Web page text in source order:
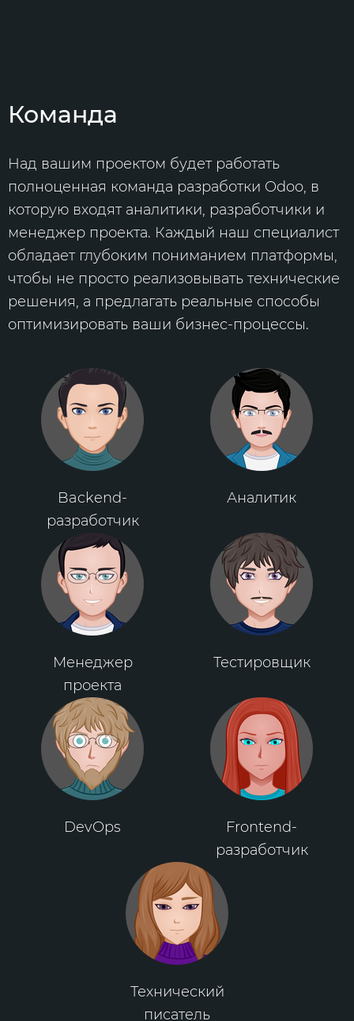
Команда
Над вашим проектом будет работать
полноценная команда разработки Odoo, в
которую входят аналитики, разработчики и
менеджер проекта. Каждый наш специалист
обладает глубоким пониманием платформы,
чтобы не просто реализовывать технические
решения, а предлагать реальные способы
оптимизировать ваши бизнес-процессы.
Backend-
разработчик
Аналитик
Менеджер
проекта
Тестировщик
DevOps
Frontend-
разработчик
Технический
писатель